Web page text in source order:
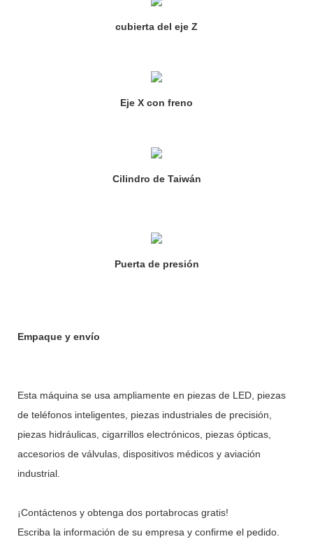
cubierta del eje Z
Eje X con freno
Cilindro de Taiwán
Puerta de presión
Empaque y envío
Esta máquina se usa ampliamente en piezas de LED, piezas
de teléfonos inteligentes, piezas industriales de precisión,
piezas hidráulicas, cigarrillos electrónicos, piezas ópticas,
accesorios de válvulas, dispositivos médicos y aviación
industrial.
¡Contáctenos y obtenga dos portabrocas gratis!
Escriba la información de su empresa y confirme el pedido.